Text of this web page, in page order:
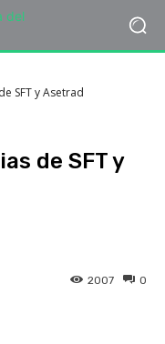
SFT y Asetrad
de SFT y
0
2007